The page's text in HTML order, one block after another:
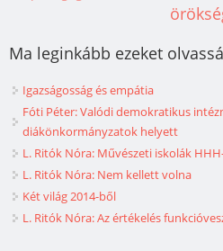
Ma leginkább ezeket
Igazságosság és empátia
Fóti Péter: Valódi demokratikus
diákönkormányzatok helyett
L. Ritók Nóra: Művészeti iskolák
L. Ritók Nóra: Nem kellett volna
Két világ 2014-ből
L. Ritók Nóra: Az értékelés